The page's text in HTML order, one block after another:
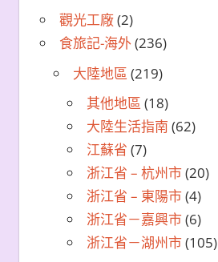
觀光工廠(2)
食旅記-海外(236)
大陸地區 (219)
其他地區 (18)
大陸生活指南 (62)
江蘇省 (7)
浙江省 – 杭州市(20)
浙江省 – 東陽市(4)
浙江省－嘉興市(6)
浙江省－湖州市(105)